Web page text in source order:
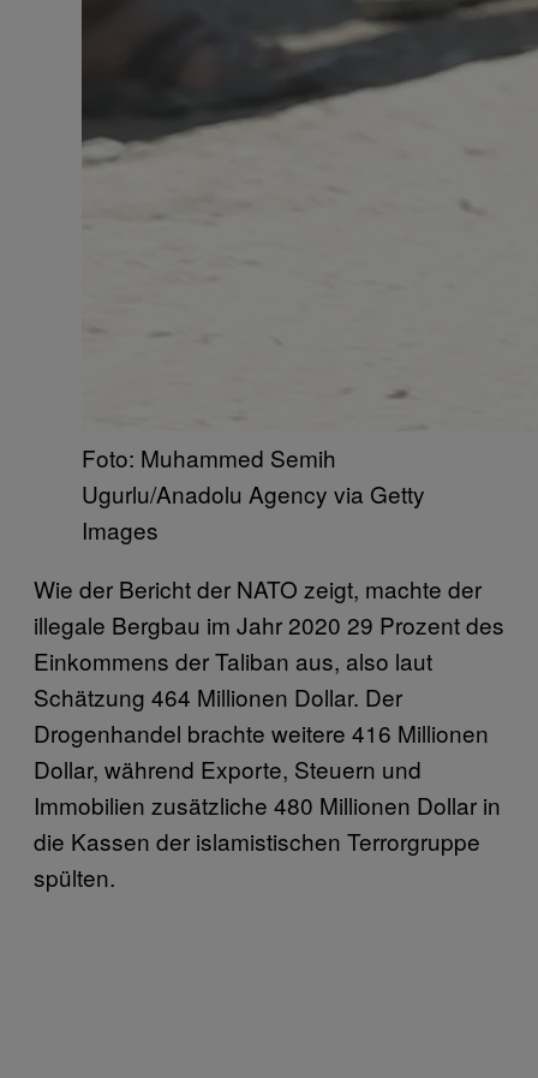
Foto: Muhammed Semih
Ugurlu/Anadolu Agency via Getty
Images
Wie der Bericht der NATO zeigt, machte der
illegale Bergbau im Jahr 2020 29 Prozent des
Einkommens der Taliban aus, also laut
Schätzung 464 Millionen Dollar. Der
Drogenhandel brachte weitere 416 Millionen
Dollar, während Exporte, Steuern und
Immobilien zusätzliche 480 Millionen Dollar in
die Kassen der islamistischen Terrorgruppe
spülten.